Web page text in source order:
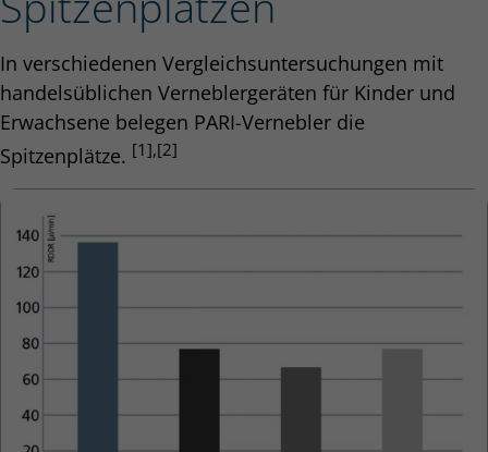
In verschiedenen Vergleichsuntersuchungen mit
handelsüblichen Verneblergeräten für Kinder und
Erwachsene belegen PARI-Vernebler die
Spitzenplätze. [1],[2]